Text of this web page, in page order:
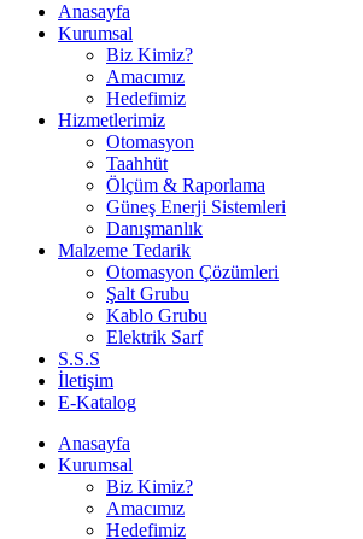
Anasayfa
Kurumsal
Biz Kimiz?
Amacımız
Hedefimiz
Hizmetlerimiz
Otomasyon
Taahhüt
Ölçüm & Raporlama
Güneş Enerji Sistemleri
Danışmanlık
Malzeme Tedarik
Otomasyon Çözümleri
Şalt Grubu
Kablo Grubu
Elektrik Sarf
S.S.S
İletişim
E-Katalog
Anasayfa
Kurumsal
Biz Kimiz?
Amacımız
Hedefimiz